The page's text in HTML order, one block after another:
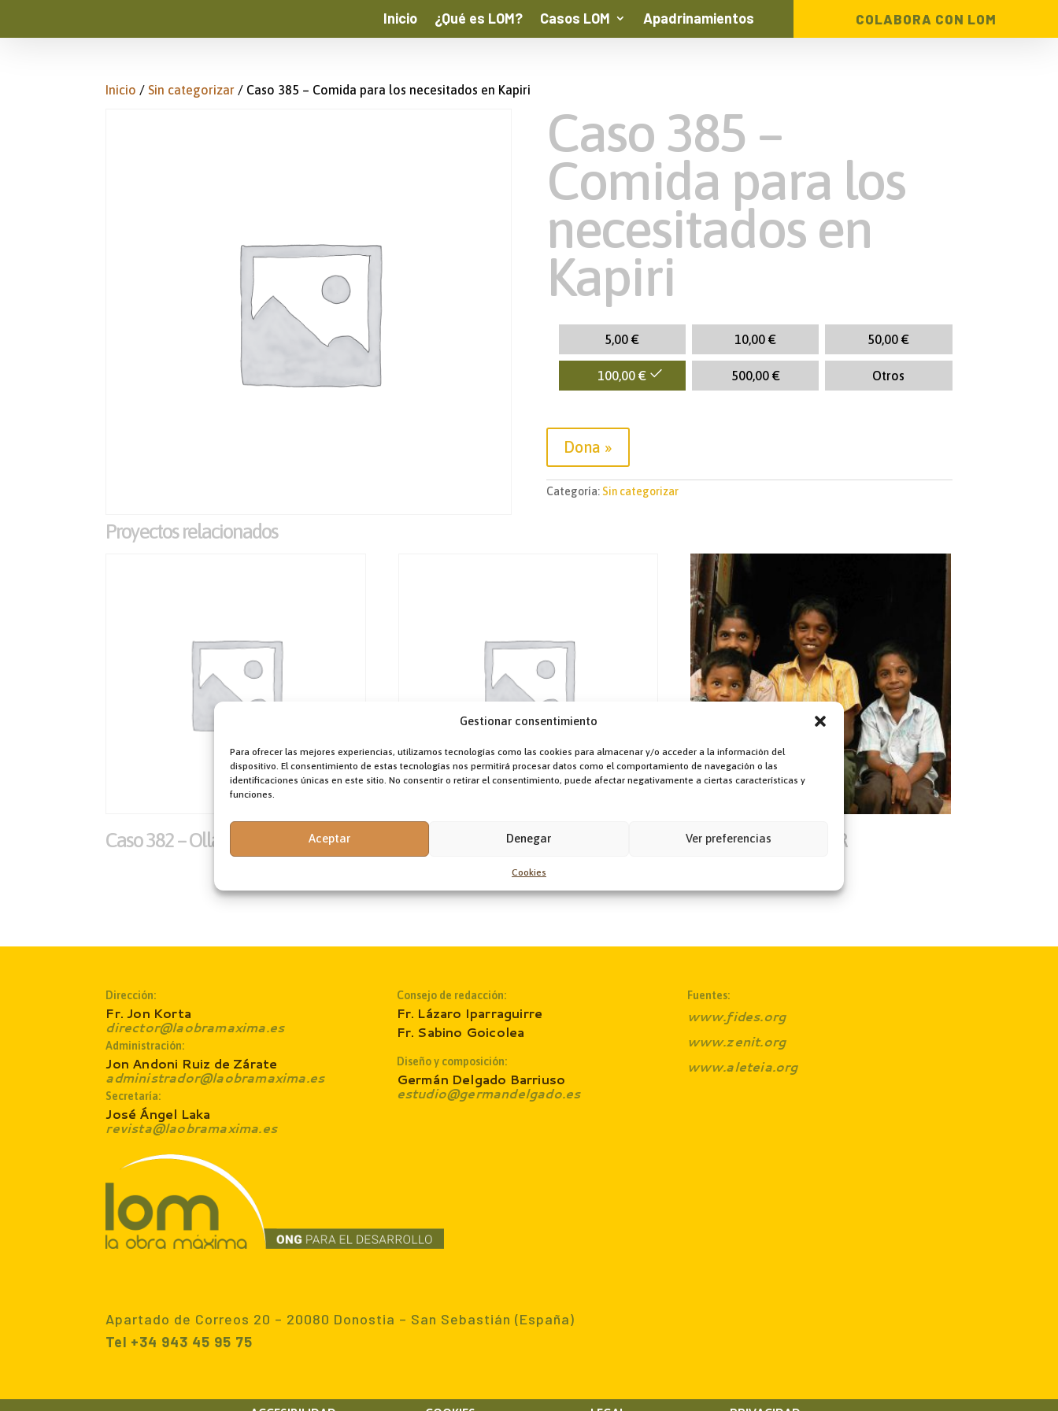
Gestionar consentimiento
Para ofrecer las mejores experiencias, utilizamos tecnologías como las cookies para almacenar y/o acceder a la información del
dispositivo. El consentimiento de estas tecnologías nos permitirá procesar datos como el comportamiento de navegación o las
identificaciones únicas en este sitio. No consentir o retirar el consentimiento, puede afectar negativamente a ciertas características y
funciones.
Aceptar Denegar Ver preferencias
Cookies
Inicio ¿Qué es LOM? Casos LOM Apadrinamientos COLABORA CON LOM
Inicio /Sin categorizar / Caso 385 – Comida para los necesitados en Kapiri
Caso 385 –
Comida para los
necesitados en
Kapiri
5,00€ 10,00€ 50,00€
100,00€ 500,00 € Otros
Dona »
Categoría:Sin categorizar
Proyectos relacionados
Caso 382 – Ollas comunitarias Ayúdanos a AYUDAR
Dirección:
Fr. Jon Korta
director@laobramaxima.es
Administración:
Jon Andoni Ruiz de Zárate
administrador@laobramaxima.es
Secretaría:
José Ángel Laka
revista@laobramaxima.es
Consejo de redacción:
Fr. Lázaro Iparraguirre
Fr. Sabino Goicolea
Diseño y composición:
Germán Delgado Barriuso
estudio@germandelgado.es
Fuentes:
www.fides.org
www.zenit.org
www.aleteia.org
Apartado de Correos 20 – 20080 Donostia – San Sebastián (España)
Tel +34 943 45 95 75